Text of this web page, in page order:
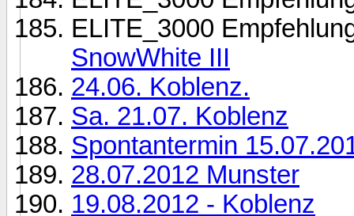
ELITE_3000
SnowWhite III
24.06. Koblenz.
Sa. 21.07. Koblenz
Spontantermin
28.07.2012 Munster
19.08.2012 - Koblenz